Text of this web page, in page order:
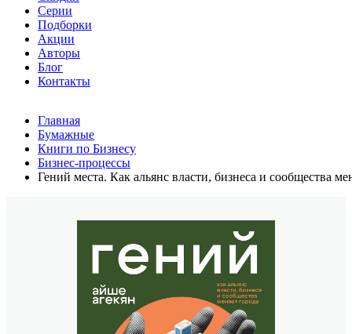
Серии
Подборки
Акции
Авторы
Блог
Контакты
Главная
Бумажные
Книги по Бизнесу
Бизнес-процессы
Гений места. Как альянс власти, бизнеса и сообщества